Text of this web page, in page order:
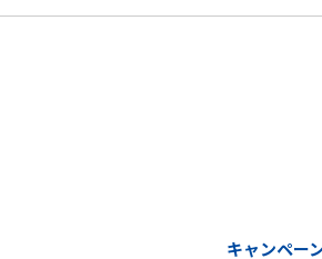
キャンペー